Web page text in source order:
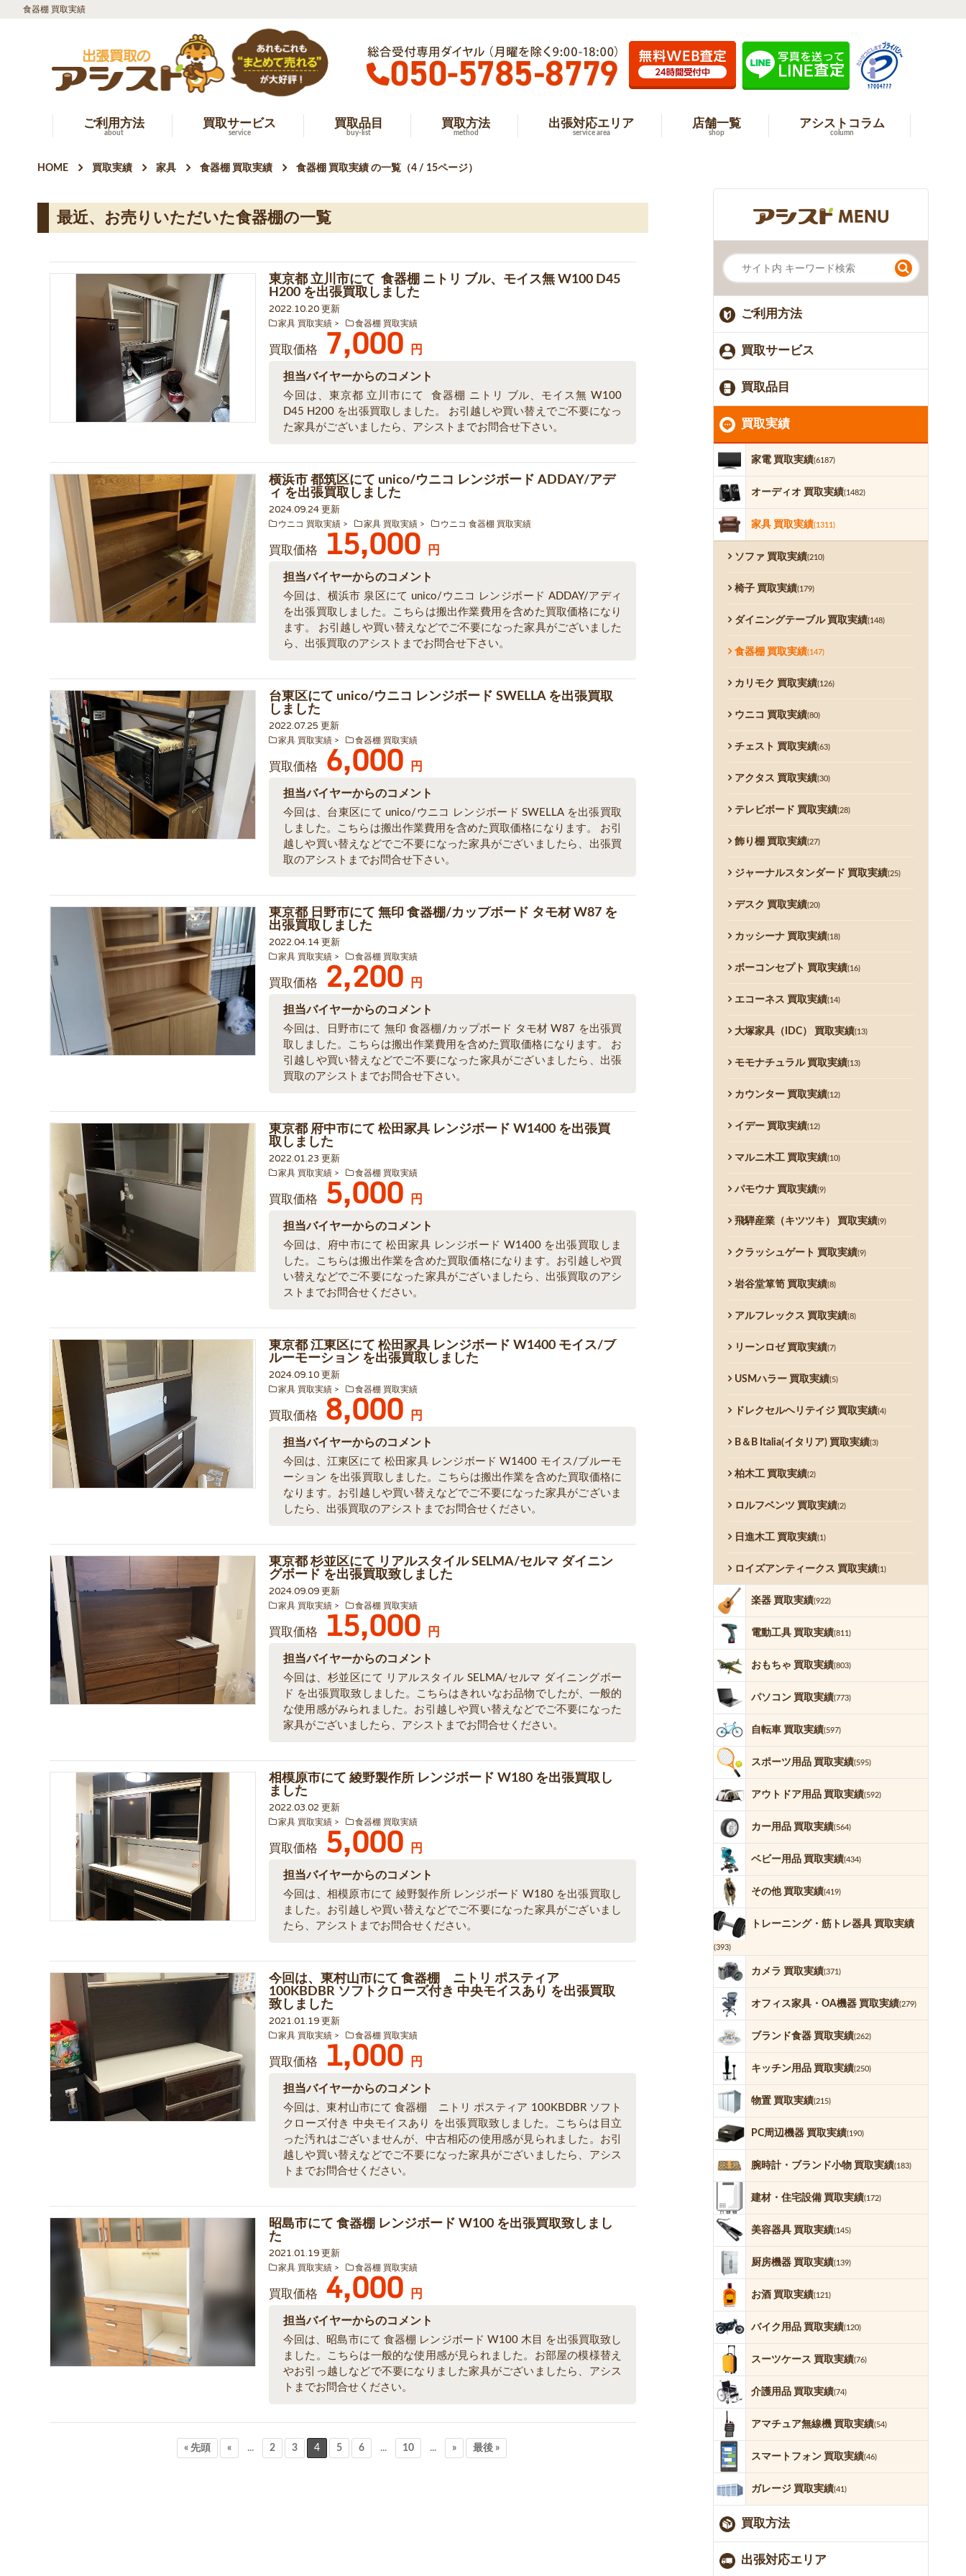
食器棚 買取実績
ご利用方法
about
買取サービス
service
買取品目
buy-list
買取方法
method
出張対応エリア
service area
店舗一覧
shop
アシストコラム
column
HOME 買取実績 家具 食器棚 買取実績 食器棚 買取実績 の一覧（4 / 15ページ）
最近、お売りいただいた食器棚の一覧
東京都 立川市にて 食器棚 ニトリ ブル、モイス無 W100 D45
H200 を出張買取しました
2022.10.20 更新
家具 買取実績 食器棚 買取実績
買取価格 7,000 円
担当バイヤーからのコメント
今回は、東京都 立川市にて 食器棚 ニトリ ブル、モイス無 W100
D45 H200 を出張買取しました。 お引越しや買い替えでご不要になっ
た家具がございましたら、アシストまでお問合せ下さい。
横浜市 都筑区にて unico/ウニコ レンジボード ADDAY/アデ
ィ を出張買取しました
2024.09.24 更新
ウニコ 買取実績 家具 買取実績 ウニコ 食器棚 買取実績
買取価格 15,000 円
担当バイヤーからのコメント
今回は、横浜市 泉区にて unico/ウニコ レンジボード ADDAY/アディ
を出張買取しました。こちらは搬出作業費用を含めた買取価格になり
ます。 お引越しや買い替えなどでご不要になった家具がございました
ら、出張買取のアシストまでお問合せ下さい。
台東区にて unico/ウニコ レンジボード SWELLA を出張買取
しました
2022.07.25 更新
家具 買取実績 食器棚 買取実績
買取価格 6,000 円
担当バイヤーからのコメント
今回は、台東区にて unico/ウニコ レンジボード SWELLA を出張買取
しました。こちらは搬出作業費用を含めた買取価格になります。 お引
越しや買い替えなどでご不要になった家具がございましたら、出張買
取のアシストまでお問合せ下さい。
東京都 日野市にて 無印 食器棚/カップボード タモ材 W87 を
出張買取しました
2022.04.14 更新
家具 買取実績 食器棚 買取実績
買取価格 2,200 円
担当バイヤーからのコメント
今回は、日野市にて 無印 食器棚/カップボード タモ材 W87 を出張買
取しました。こちらは搬出作業費用を含めた買取価格になります。 お
引越しや買い替えなどでご不要になった家具がございましたら、出張
買取のアシストまでお問合せ下さい。
東京都 府中市にて 松田家具 レンジボード W1400 を出張買
取しました
2022.01.23 更新
家具 買取実績 食器棚 買取実績
買取価格 5,000 円
担当バイヤーからのコメント
今回は、府中市にて 松田家具 レンジボード W1400 を出張買取しま
した。こちらは搬出作業を含めた買取価格になります。お引越しや買
い替えなどでご不要になった家具がございましたら、出張買取のアシ
ストまでお問合せください。
東京都 江東区にて 松田家具 レンジボード W1400 モイス/ブ
ルーモーション を出張買取しました
2024.09.10 更新
家具 買取実績 食器棚 買取実績
買取価格 8,000 円
担当バイヤーからのコメント
今回は、江東区にて 松田家具 レンジボード W1400 モイス/ブルーモ
ーション を出張買取しました。こちらは搬出作業を含めた買取価格に
なります。お引越しや買い替えなどでご不要になった家具がございま
したら、出張買取のアシストまでお問合せください。
東京都 杉並区にて リアルスタイル SELMA/セルマ ダイニン
グボード を出張買取致しました
2024.09.09 更新
家具 買取実績 食器棚 買取実績
買取価格 15,000 円
担当バイヤーからのコメント
今回は、杉並区にて リアルスタイル SELMA/セルマ ダイニングボー
ド を出張買取致しました。こちらはきれいなお品物でしたが、一般的
な使用感がみられました。お引越しや買い替えなどでご不要になった
家具がございましたら、アシストまでお問合せください。
相模原市にて 綾野製作所 レンジボード W180 を出張買取し
ました
2022.03.02 更新
家具 買取実績 食器棚 買取実績
買取価格 5,000 円
担当バイヤーからのコメント
今回は、相模原市にて 綾野製作所 レンジボード W180 を出張買取し
ました。お引越しや買い替えなどでご不要になった家具がございまし
たら、アシストまでお問合せください。
今回は、東村山市にて 食器棚 ニトリ ポスティア
100KBDBR ソフトクローズ付き 中央モイスあり を出張買取
致しました
2021.01.19 更新
家具 買取実績 食器棚 買取実績
買取価格 1,000 円
担当バイヤーからのコメント
今回は、東村山市にて 食器棚 ニトリ ポスティア 100KBDBR ソフト
クローズ付き 中央モイスあり を出張買取致しました。こちらは目立
った汚れはございませんが、中古相応の使用感が見られました。お引
越しや買い替えなどでご不要になった家具がございましたら、アシス
トまでお問合せください。
昭島市にて 食器棚 レンジボード W100 を出張買取致しまし
た
2021.01.19 更新
家具 買取実績 食器棚 買取実績
買取価格 4,000 円
担当バイヤーからのコメント
今回は、昭島市にて 食器棚 レンジボード W100 木目 を出張買取致し
ました。こちらは一般的な使用感が見られました。お部屋の模様替え
やお引っ越しなどで不要になりました家具がございましたら、アシス
トまでお問合せください。
« 先頭 « ... 2 3 4 5 6 ... 10 ... » 最後 »
ご利用方法
買取サービス
買取品目
買取実績
家電 買取実績(6187)
オーディオ 買取実績(1482)
家具 買取実績(1311)
ソファ 買取実績(210)
椅子 買取実績(179)
ダイニングテーブル 買取実績(148)
食器棚 買取実績(147)
カリモク 買取実績(126)
ウニコ 買取実績(80)
チェスト 買取実績(63)
アクタス 買取実績(30)
テレビボード 買取実績(28)
飾り棚 買取実績(27)
ジャーナルスタンダード 買取実績(25)
デスク 買取実績(20)
カッシーナ 買取実績(18)
ボーコンセプト 買取実績(16)
エコーネス 買取実績(14)
大塚家具（IDC） 買取実績(13)
モモナチュラル 買取実績(13)
カウンター 買取実績(12)
イデー 買取実績(12)
マルニ木工 買取実績(10)
パモウナ 買取実績(9)
飛騨産業（キツツキ） 買取実績(9)
クラッシュゲート 買取実績(9)
岩谷堂箪笥 買取実績(8)
アルフレックス 買取実績(8)
リーンロゼ 買取実績(7)
USMハラー 買取実績(5)
ドレクセルヘリテイジ 買取実績(4)
B＆B Italia(イタリア) 買取実績(3)
柏木工 買取実績(2)
ロルフベンツ 買取実績(2)
日進木工 買取実績(1)
ロイズアンティークス 買取実績(1)
楽器 買取実績(922)
電動工具 買取実績(811)
おもちゃ 買取実績(803)
パソコン 買取実績(773)
自転車 買取実績(597)
スポーツ用品 買取実績(595)
アウトドア用品 買取実績(592)
カー用品 買取実績(564)
ベビー用品 買取実績(434)
その他 買取実績(419)
トレーニング・筋トレ器具 買取実績
(393)
カメラ 買取実績(371)
オフィス家具・OA機器 買取実績(279)
ブランド食器 買取実績(262)
キッチン用品 買取実績(250)
物置 買取実績(215)
PC周辺機器 買取実績(190)
腕時計・ブランド小物 買取実績(183)
建材・住宅設備 買取実績(172)
美容器具 買取実績(145)
厨房機器 買取実績(139)
お酒 買取実績(121)
バイク用品 買取実績(120)
スーツケース 買取実績(76)
介護用品 買取実績(74)
アマチュア無線機 買取実績(54)
スマートフォン 買取実績(46)
ガレージ 買取実績(41)
買取方法
出張対応エリア